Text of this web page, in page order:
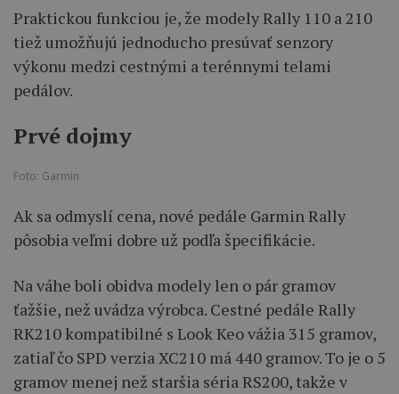
Praktickou funkciou je, že modely Rally 110 a 210
tiež umožňujú jednoducho presúvať senzory
výkonu medzi cestnými a terénnymi telami
pedálov.
Prvé dojmy
Foto: Garmin
Ak sa odmyslí cena, nové pedále Garmin Rally
pôsobia veľmi dobre už podľa špecifikácie.
Na váhe boli obidva modely len o pár gramov
ťažšie, než uvádza výrobca. Cestné pedále Rally
RK210 kompatibilné s Look Keo vážia 315 gramov,
zatiaľ čo SPD verzia XC210 má 440 gramov. To je o 5
gramov menej než staršia séria RS200, takže v